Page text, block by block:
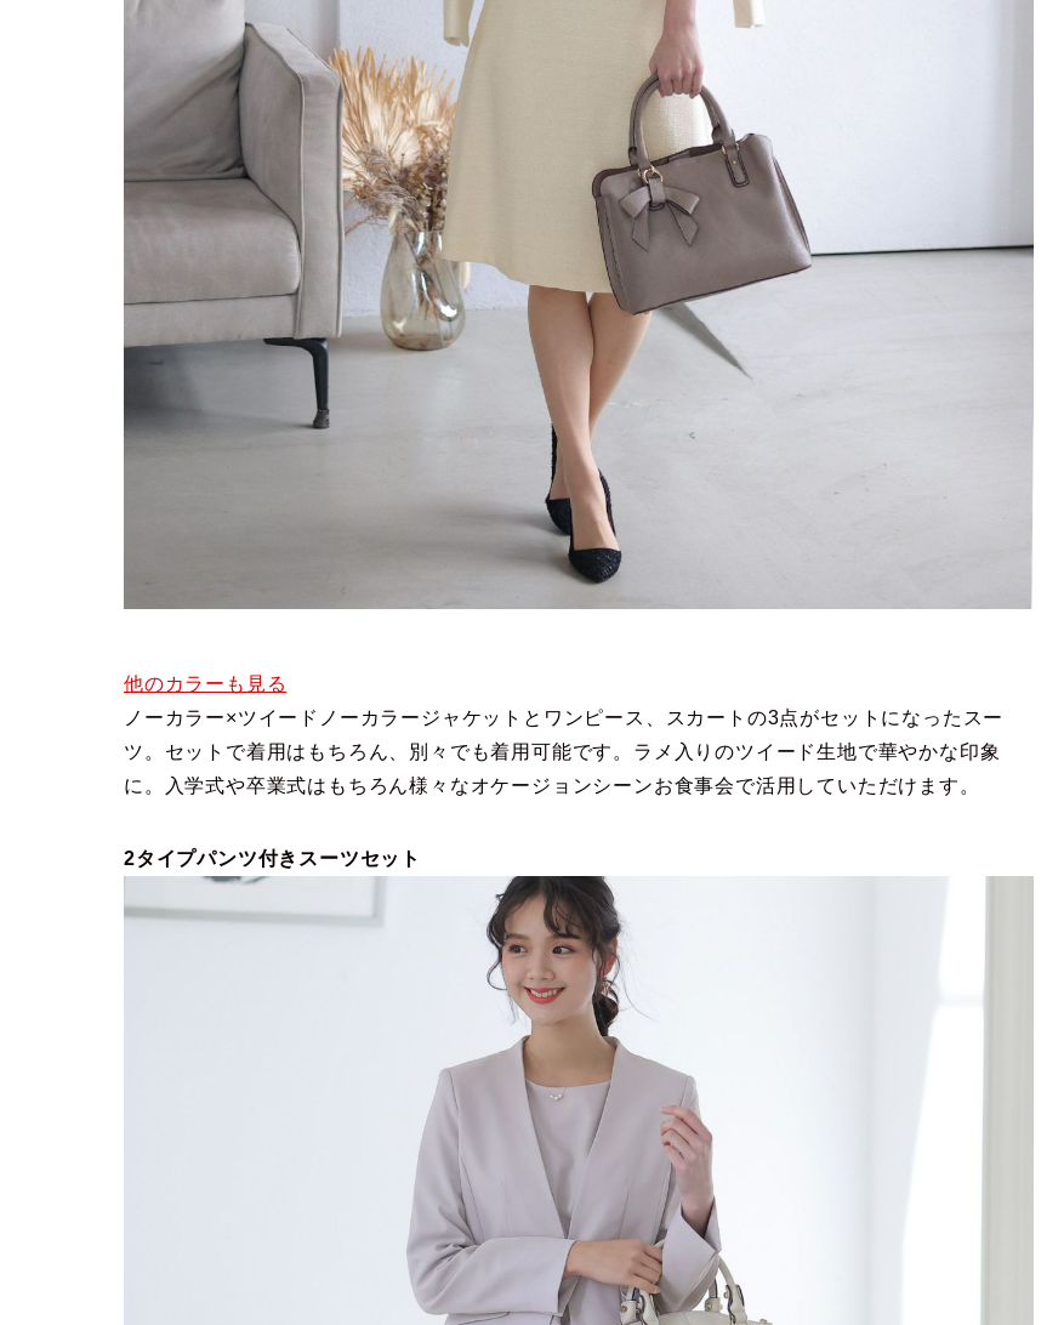
他のカラーも見る
ノーカラー×ツイードノーカラージャケットとワンピース、スカートの3点がセットになったスー
ツ。セットで着用はもちろん、別々でも着用可能です。ラメ入りのツイード生地で華やかな印象
に。入学式や卒業式はもちろん様々なオケージョンシーンお食事会で活用していただけます。
2タイプパンツ付きスーツセット